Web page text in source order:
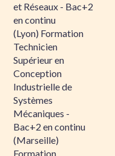
et Réseaux - Bac+2
en continu
(Lyon) Formation
Technicien
Supérieur en
Conception
Industrielle de
Systèmes
Mécaniques -
Bac+2 en continu
(Marseille)
Formation